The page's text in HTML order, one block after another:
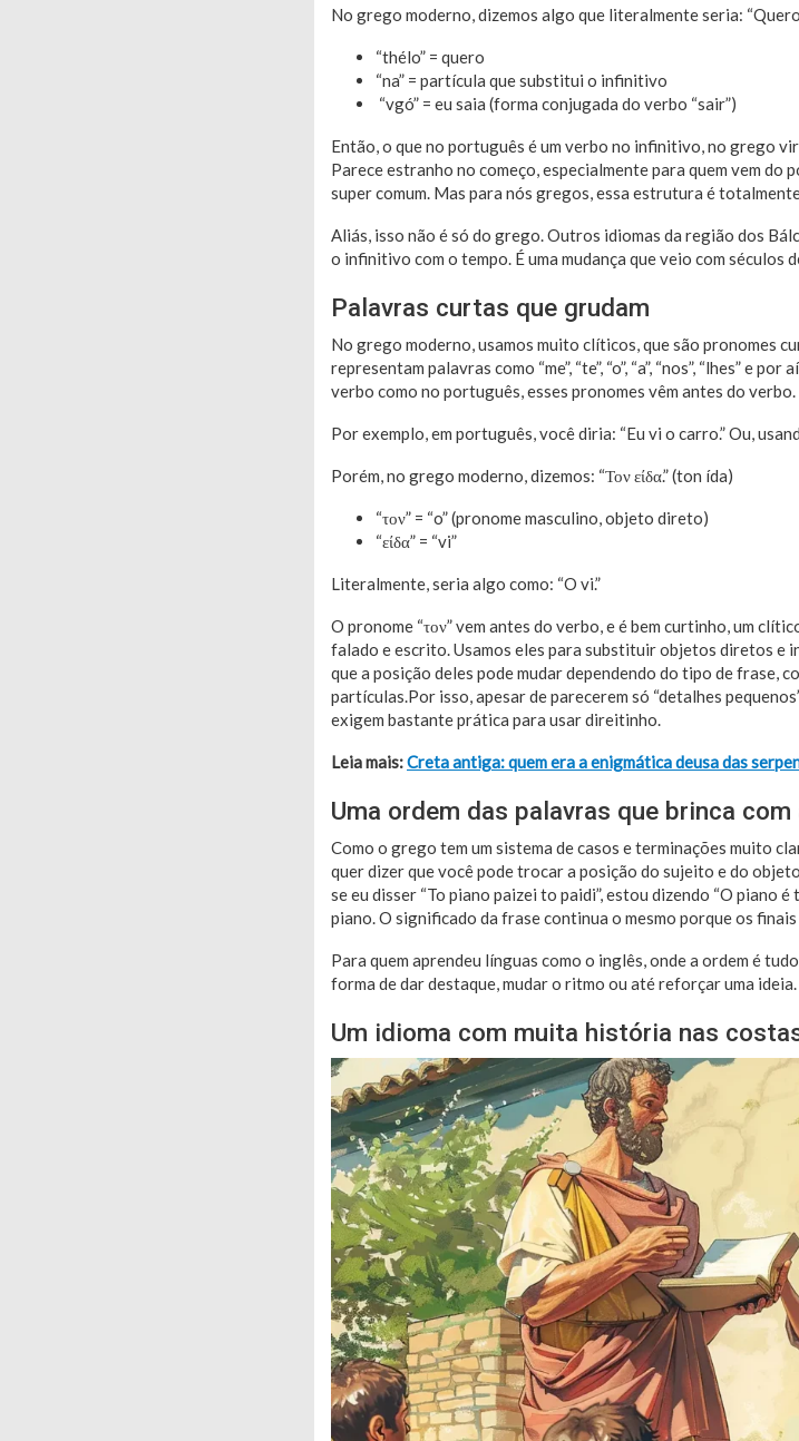
No grego moderno, dizemos algo que literalmente seria: “Quero
“thélo” = quero
“na” = partícula que substitui o infinitivo
“vgó” = eu saia (forma conjugada do verbo “sair”)
Então, o que no português é um verbo no infinitivo, no grego
Parece estranho no começo, especialmente para quem vem
super comum. Mas para nós gregos, essa estrutura é
Aliás, isso não é só do grego. Outros idiomas da região dos
o infinitivo com o tempo. É uma mudança que veio com
Palavras curtas que grudam
No grego moderno, usamos muito clíticos, que são pronomes
representam palavras como “me”, “te”, “o”, “a”, “nos”, “lhes” e
verbo como no português, esses pronomes vêm antes do
Por exemplo, em português, você diria: “Eu vi o carro.” Ou,
Porém, no grego moderno, dizemos: “Τον είδα.” (ton ída)
“τον” = “o” (pronome masculino, objeto direto)
“είδα” = “vi”
Literalmente, seria algo como: “O vi.”
O pronome “τον” vem antes do verbo, e é bem curtinho, um
falado e escrito. Usamos eles para substituir objetos diretos e
que a posição deles pode mudar dependendo do tipo de frase,
partículas.Por isso, apesar de parecerem só “detalhes
exigem bastante prática para usar direitinho.
Leia mais:Creta antiga: quem era a enigmática deusa das
Uma ordem das palavras que brinca
Como o grego tem um sistema de casos e terminações muito
quer dizer que você pode trocar a posição do sujeito e do
se eu disser “To piano paizei to paidi”, estou dizendo “O piano
piano. O significado da frase continua o mesmo porque os
Para quem aprendeu línguas como o inglês, onde a ordem é
forma de dar destaque, mudar o ritmo ou até reforçar uma ideia.
Um idioma com muita história nas